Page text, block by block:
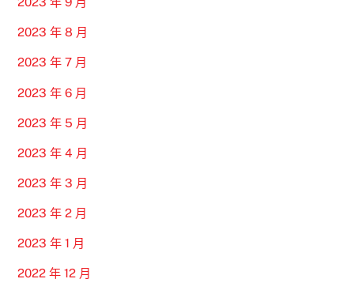
2023 年 8 月
2023 年 7 月
2023 年 6 月
2023 年 5 月
2023 年 4 月
2023 年 3 月
2023 年 2 月
2023 年 1 月
2022 年 12 月